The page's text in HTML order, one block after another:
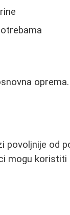
od
mogu koristiti